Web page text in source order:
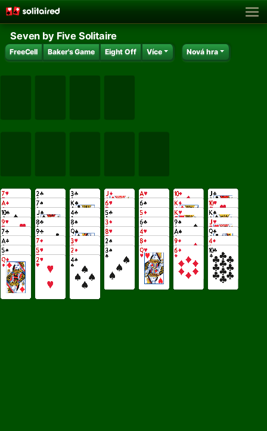
Seven by Five Solitaire
FreeCell Baker's Game Eight Off Více Nová hra